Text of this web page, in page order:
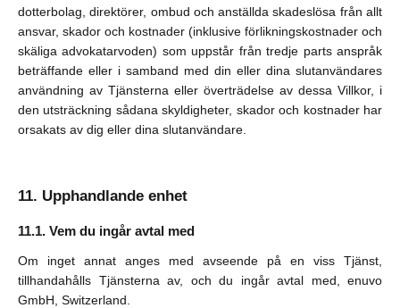
dotterbolag, direktörer, ombud och anställda skadeslösa från allt
ansvar, skador och kostnader (inklusive förlikningskostnader och
skäliga advokatarvoden) som uppstår från tredje parts anspråk
beträffande eller i samband med din eller dina slutanvändares
användning av Tjänsterna eller överträdelse av dessa Villkor, i
den utsträckning sådana skyldigheter, skador och kostnader har
orsakats av dig eller dina slutanvändare.
Upphandlande enhet
Vem du ingår avtal med
Om inget annat anges med avseende på en viss Tjänst,
tillhandahålls Tjänsterna av, och du ingår avtal med, enuvo
GmbH, Switzerland.